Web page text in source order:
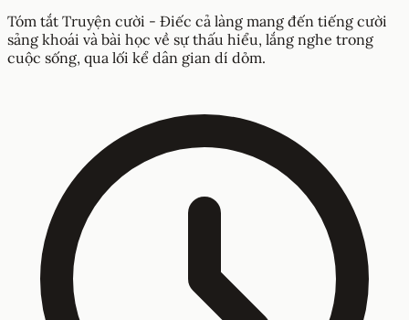
Tóm tắt Truyện cười - Điếc cả làng mang đến tiếng cười
sảng khoái và bài học về sự thấu hiểu, lắng nghe trong
cuộc sống, qua lối kể dân gian dí dỏm.